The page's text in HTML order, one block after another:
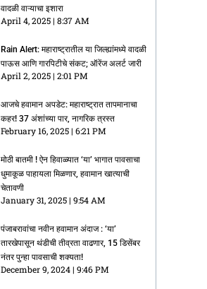
वादळी वाऱ्याचा इशारा
April 4, 2025 8:37 AM
Rain Alert: महाराष्ट्रातील या जिल्ह्यांमध्ये वादळी
पाऊस आणि गारपिटीचे संकट; ऑरेंज अलर्ट जारी
April 2, 2025 2:01 PM
आजचे हवामान अपडेट: महाराष्ट्रात तापमानाचा
कहर! 37 अंशांच्या पार, नागरिक त्रस्त
February 16, 2025 6:21 PM
मोठी बातमी ! ऐन हिवाळ्यात ‘या’ भागात पावसाचा
धुमाकूळ पाहायला मिळणार, हवामान खात्याची
चेतावणी
January 31, 2025 9:54 AM
पंजाबरावांचा नवीन हवामान अंदाज : ‘या’
तारखेपासून थंडीची तीव्रता वाढणार, 15 डिसेंबर
नंतर पुन्हा पावसाची शक्यता!
December 9, 2024 9:46 PM